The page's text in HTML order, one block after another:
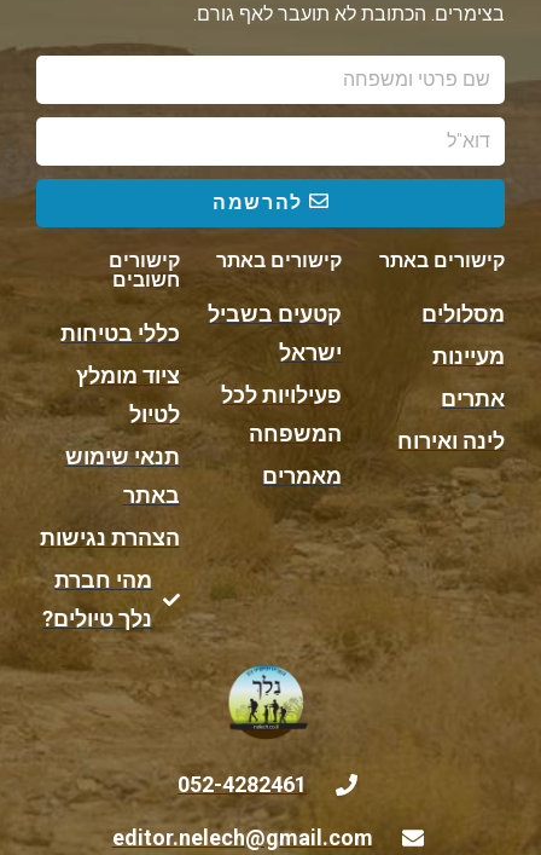
בצימרים. הכתובת לא תועבר לאף גורם.
להרשמה
קישורים באתר
מסלולים
מעיינות
אתרים
לינה ואירוח
קישורים באתר
קטעים בשביל
ישראל
פעילויות לכל
המשפחה
מאמרים
קישורים
חשובים
כללי בטיחות
ציוד מומלץ
לטיול
תנאי שימוש
באתר
הצהרת נגישות
מהי חברת
נלך טיולים?
052-4282461
editor.nelech@gmail.com